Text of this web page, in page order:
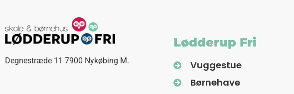
Degnestræde 11 7900 Nykøbing M.
Lødderup Fri
Vuggestue
Børnehave